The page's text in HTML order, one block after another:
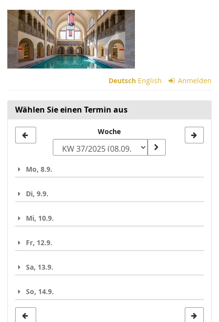
Zum
Haupt-
Inhalt
springen
Deutsch English Anmelden
Wählen Sie einen Termin aus
zur
auswählen
Woche
Mo, 8.9.
Di, 9.9.
Mi, 10.9.
Fr, 12.9.
Sa, 13.9.
So, 14.9.